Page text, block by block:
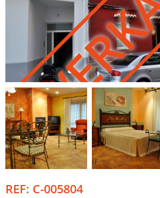
REF: C-005804